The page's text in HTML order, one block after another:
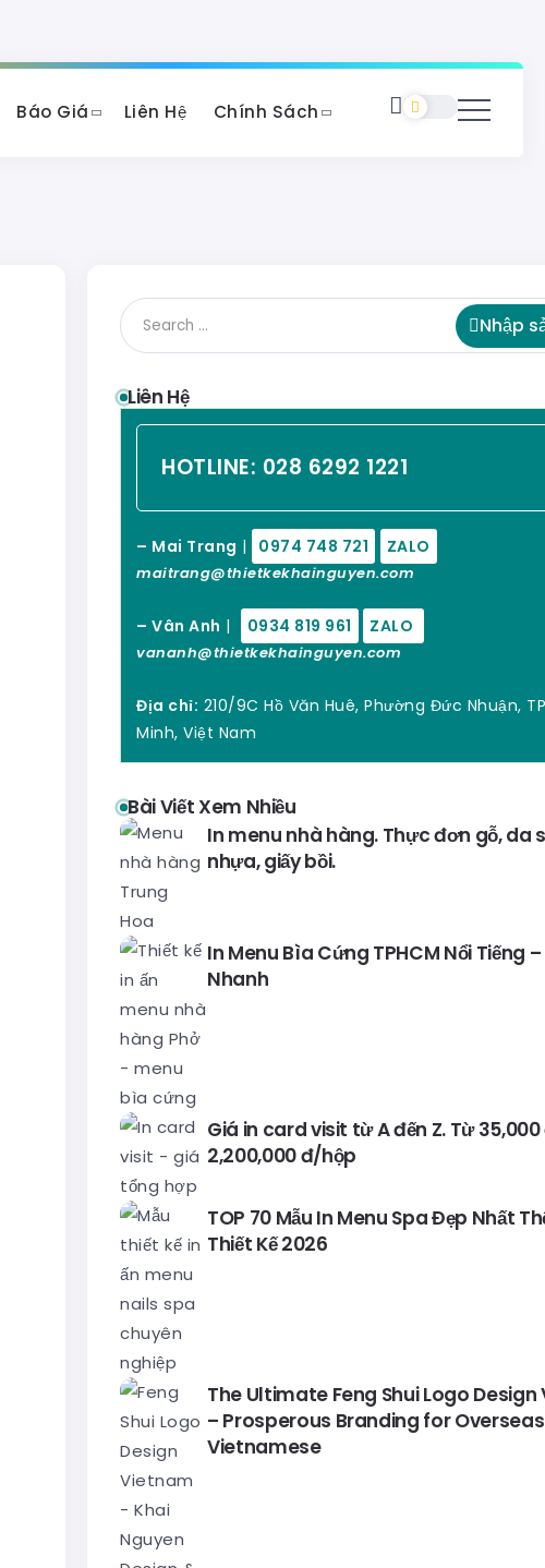
Báo Giá Liên Hệ Chính Sách
Nhập
Liên Hệ
HOTLINE: 028 6292 1221
– Mai Trang | 0974 748 721 ZALO
maitrang@thietkekhainguyen.com
– Vân Anh | 0934 819 961 ZALO
vananh@thietkekhainguyen.com
Địa chỉ: 210/9C Hồ Văn Huê, Phường Đức Nhuận,
Minh, Việt Nam
Bài Viết Xem Nhiều
In menu nhà hàng. Thực đơn gỗ, da
nhựa, giấy bồi.
In Menu Bìa Cứng TPHCM Nổi Tiếng
Nhanh
Giá in card visit từ A đến Z. Từ
2,200,000 đ/hộp
TOP 70 Mẫu In Menu Spa Đẹp Nhất
Thiết Kế 2026
The Ultimate Feng Shui Logo
– Prosperous Branding for Overseas
Vietnamese